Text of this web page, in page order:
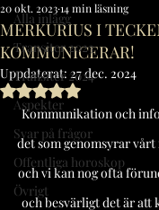
Alla inlägg
Transiter 2023
Transiter 2024
Aspekter
Svar på frågor
Offentliga horoskop
Övrigt
MERKURIUS I
KOMMUNICERAR!
20 okt. 202314 min läsning
Uppdaterat: 27 dec. 2024
Betygsatt till NaN
Kommunikation och
det som genomsyrar
och vi kan nog ofta
och besvärligt det är att